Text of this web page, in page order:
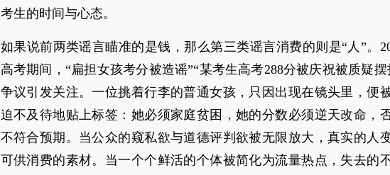
考生的时间与心态。
如果说前两类谣言瞄准的是钱，那么第三类谣言消费的则是“人”。
高考期间，“扁担女孩考分被造谣”“某考生高考288分被庆祝被质疑摆
争议引发关注。一位挑着行李的普通女孩，只因出现在镜头里，便
迫不及待地贴上标签：她必须家庭贫困，她的分数必须逆天改命，
不符合预期。当公众的窥私欲与道德评判欲被无限放大，真实的人
可供消费的素材。当一个个鲜活的个体被简化为流量热点，失去的